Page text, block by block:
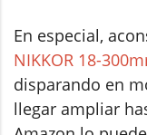
En especial,
NIKKOR 18-
disparando en
llegar ampliar